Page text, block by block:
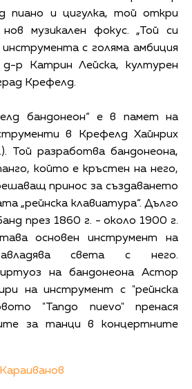
пиано и цигулка, той откри
музикален фокус. „Той си
с голяма амбиция
д-р Катрин Лейска, културен
Крефелд.
бандонеон“ е в памет на
в Крефелд Хайнрих
Той разработва бандонеона,
който е кръстен на него,
принос за създаването
„рейнска клавиатура“. Дълго
през 1860 г. - около 1900 г.
основен инструмент на
света с него.
на бандонеона Астор
на инструмент с "рейнска
"Tango nuevo" пренася
за танци в концертните